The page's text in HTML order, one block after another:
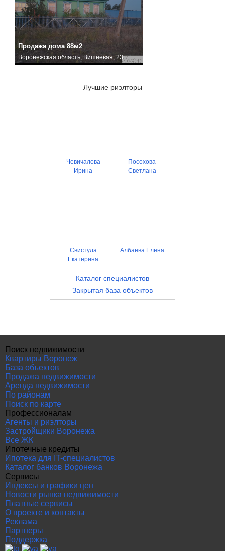
Продажа дома 88м2
Воронежская область, Вишнёвая, 23
Лучшие риэлторы
Чевичалова
Ирина
Посохова
Светлана
Свистула
Екатерина
Албаева Елена
Каталог специалистов
Закрытая база объектов
Поиск недвижимости
Квартиры Воронеж
База объектов
Продажа недвижимости
Аренда недвижимости
По районам
Поиск по карте
Профессионалам
Агенты и риэлторы
Застройщики Воронежа
Все ЖК
Ипотечные кредиты
Ипотека для IT-специалистов
Каталог банков Воронежа
Сервисы
Индексы и графики цен
Новости рынка недвижимости
Платные сервисы
О проекте и контакты
Реклама
Партнеры
Поддержка